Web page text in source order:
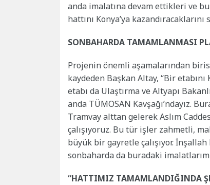
anda imalatına devam ettikleri ve
hattını Konya’ya kazandıracaklarını
SONBAHARDA TAMAMLANMASI
Projenin önemli aşamalarından
kaydeden Başkan Altay, “Bir
etabı da Ulaştırma ve Altyapı
anda TÜMOSAN Kavşağı’ndayız.
Tramvay alttan gelerek Aslım
çalışıyoruz. Bu tür işler zahmetli,
büyük bir gayretle çalışıyor.
sonbaharda da buradaki
“HATTIMIZ TAMAMLANDIĞINDA